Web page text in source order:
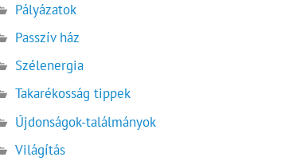
Pályázatok
Passzív ház
Szélenergia
Takarékosság tippek
Újdonságok-találmányok
Világítás